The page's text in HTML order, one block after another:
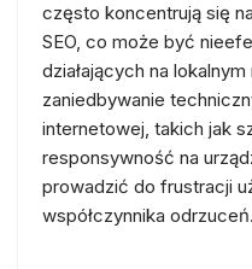
często koncentrują się
SEO, co może być
działających na
zaniedbywanie
internetowej, takich jak
responsywność na
prowadzić do frustracji
współczynnika odrzuceń.